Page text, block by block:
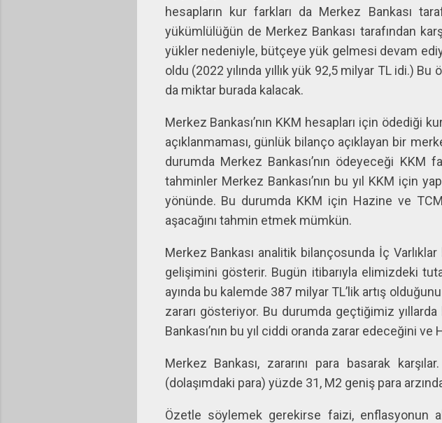
hesapların kur farkları da Merkez Bankası
yükümlülüğün de Merkez Bankası tarafından
yükler nedeniyle, bütçeye yük gelmesi devam
oldu (2022 yılında yıllık yük 92,5 milyar TL idi.)
da miktar burada kalacak.
Merkez Bankası’nın KKM hesapları için ödediği
açıklanmaması, günlük bilanço açıklayan bir
durumda Merkez Bankası’nın ödeyeceği KKM
tahminler Merkez Bankası’nın bu yıl KKM için
yönünde. Bu durumda KKM için Hazine ve
aşacağını tahmin etmek mümkün.
Merkez Bankası analitik bilançosunda İç
gelişimini gösterir. Bugün itibarıyla elimizdeki
ayında bu kalemde 387 milyar TL’lik artış
zararı gösteriyor. Bu durumda geçtiğimiz
Bankası’nın bu yıl ciddi oranda zarar edeceğini
Merkez Bankası, zararını para basarak
(dolaşımdaki para) yüzde 31, M2 geniş para
Özetle söylemek gerekirse faizi, enflasyonun